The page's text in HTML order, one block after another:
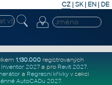
CZ | SK| EN | DE
1.130.000registrovaných
Inventor 2027a pro Revit 2027.
a Regresní křivkyv sekci
AutoCADu 2027.